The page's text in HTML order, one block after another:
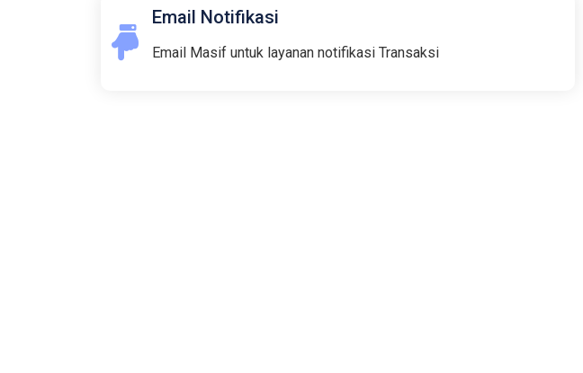
Email Notifikasi
Email Masif untuk layanan notifikasi Transaksi